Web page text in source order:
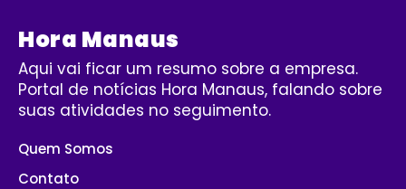
Hora Manaus
Aqui vai ficar um resumo sobre a empresa.
Portal de notícias Hora Manaus, falando sobre
suas atividades no seguimento.
Quem Somos
Contato